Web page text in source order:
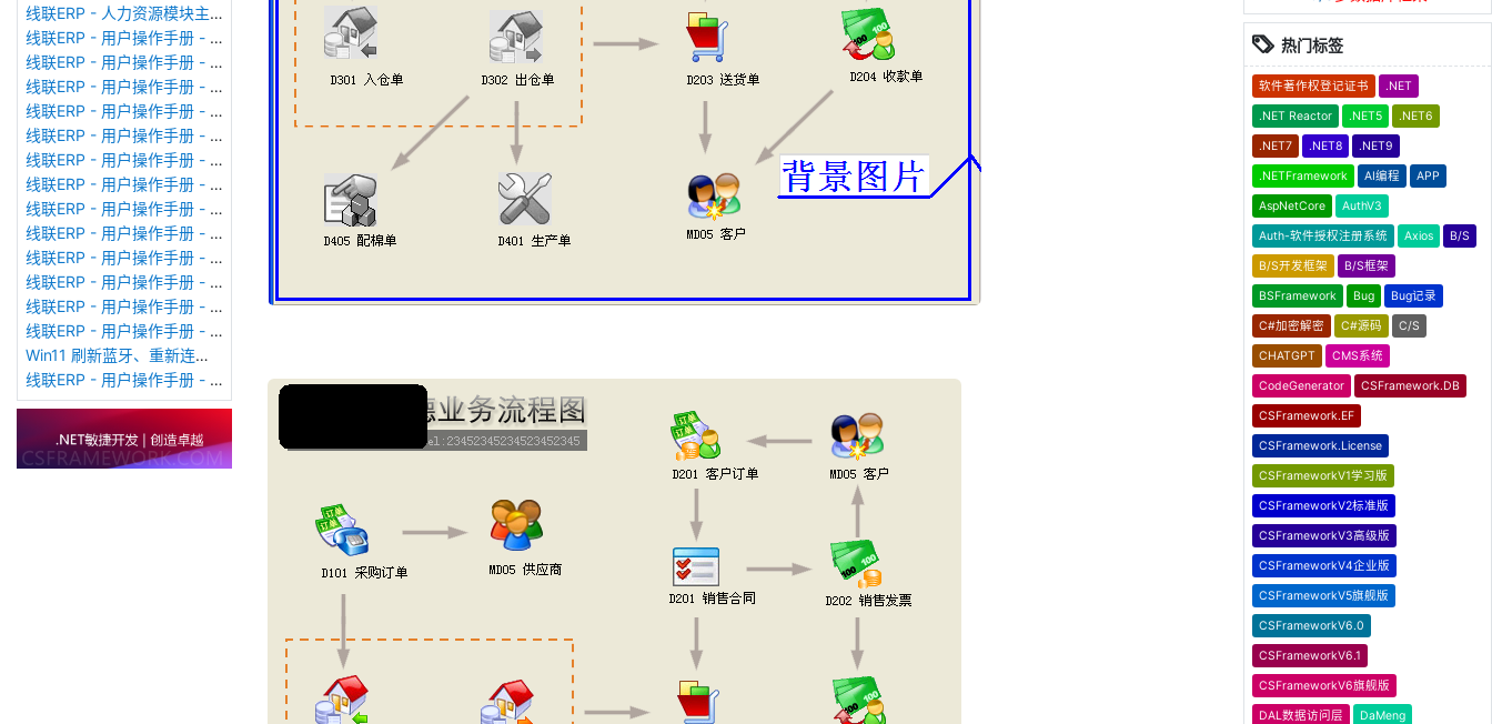
线联ERP - 人力资源模块主界面
线联ERP - 用户操作手册 - 个人考勤报表（横向）
线联ERP - 用户操作手册 - 部门考勤报表
线联ERP - 用户操作手册 - 个人考勤报表
线联ERP - 用户操作手册 - 考勤计算
线联ERP - 用户操作手册 - 节假日管理
线联ERP - 用户操作手册 - 请假管理
线联ERP - 用户操作手册 - 补卡管理
线联ERP - 用户操作手册 - 考勤设备管理
线联ERP - 用户操作手册 - 考勤参数配置
线联ERP - 用户操作手册 - 考勤设备绑定
线联ERP - 用户操作手册 - 员工档案
线联ERP - 用户操作手册 - 班次管理
线联ERP - 用户操作手册 - 排班管理
Win11 刷新蓝牙、重新连接蓝牙音响
线联ERP - 用户操作手册 - 成品入库单
热门标签
软件著作权登记证书 .NET
.NET Reactor .NET5 .NET6
.NET7 .NET8 .NET9
.NETFramework AI编程 APP
AspNetCore AuthV3
Auth-软件授权注册系统 Axios B/S
B/S开发框架 B/S框架
BSFramework Bug Bug记录
C#加密解密 C#源码 C/S
CHATGPT CMS系统
CodeGenerator CSFramework.DB
CSFramework.EF
CSFramework.License
CSFrameworkV1学习版
CSFrameworkV2标准版
CSFrameworkV3高级版
CSFrameworkV4企业版
CSFrameworkV5旗舰版
CSFrameworkV6.0
CSFrameworkV6.1
CSFrameworkV6旗舰版
DAL数据访问层 DaMeng